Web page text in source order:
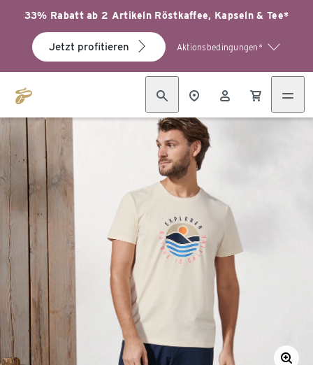
33% Rabatt ab 2 Artikeln Röstkaffee, Kapseln & Tee*
Jetzt profitieren Aktionsbedingungen*